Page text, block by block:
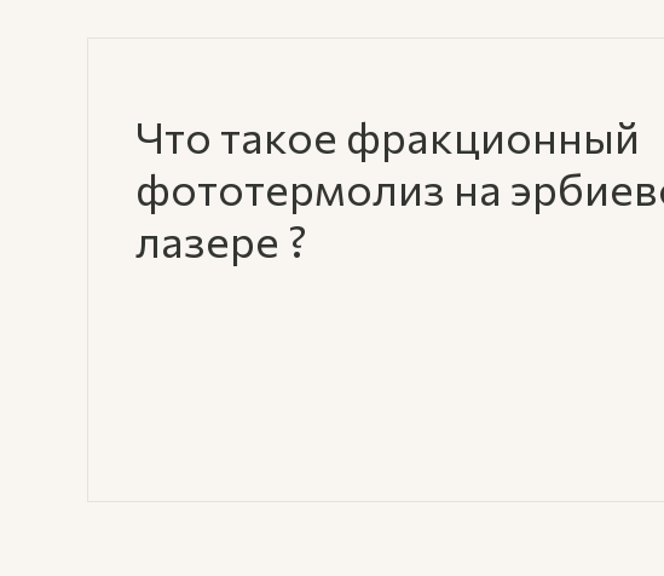
Что такое фракционный
фототермолиз на
лазере ?